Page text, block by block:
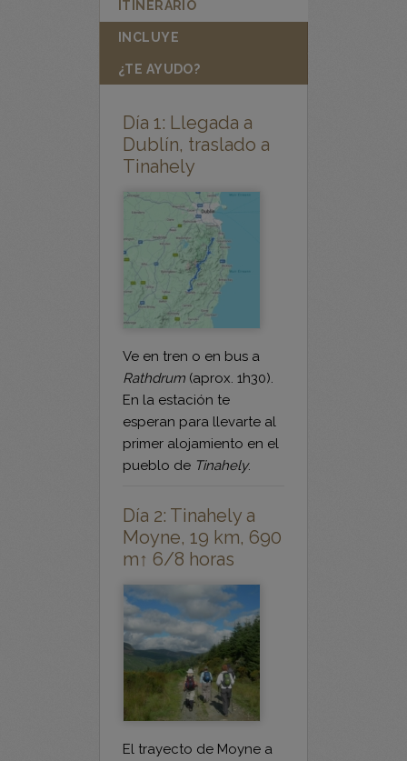
¿TE AYUDO?
Día 1: Llegada a
Tinahely
Ve en tren o en bus a
En la estación te
esperan para llevarte al
primer alojamiento en el
pueblo deTinahely.
Día 2: Tinahely a
m↑ 6/8 horas
El trayecto de Moyne a
de Wicklow es largo